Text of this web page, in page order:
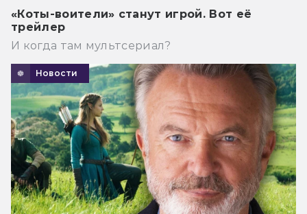
«Коты-воители» станут игрой. Вот её
трейлер
И когда там мультсериал?
Новости